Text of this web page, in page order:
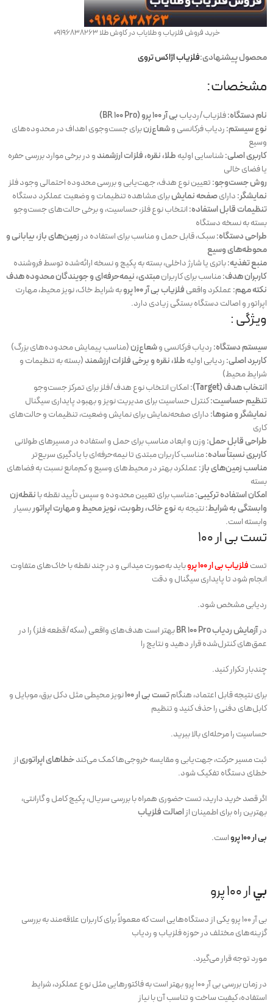
خرید فروش فلزیاب و طلایاب در کاوش طلا 09196838263
محصول پیشنهادی:فلزیاب اژاکس تروی
مشخصات:
نام دستگاه:فلزیاب/ردیاببی آر 100 پرو (BR 100 Pro)
نوع سیستم:ردیاب فرکانسی وشعاع‌زنبرای جست‌وجوی اهداف در محدوده‌های
وسیع
کاربری اصلی:شناسایی اولیهطلا، نقره، فلزات ارزشمندو در برخی موارد بررسی حفره
یا فضای خالی
روش جست‌وجو:تعیین نوع هدف، جهت‌یابی و بررسی محدوده احتمالی وجود فلز
نمایشگر:دارایصفحه نمایشبرای مشاهده تنظیمات و وضعیت عملکرد دستگاه
تنظیمات قابل استفاده:انتخاب نوع فلز، حساسیت، و برخی حالت‌های جست‌وجو
بسته به نسخه دستگاه
طراحی دستگاه:سبک، قابل حمل و مناسب برای استفاده درزمین‌های باز، بیابانی و
محوطه‌های وسیع
منبع تغذیه:باتری یا شارژ داخلی، بسته به پکیج و نسخه ارائه‌شده توسط فروشنده
کاربران هدف:مناسب برای کاربرانمبتدی، نیمه‌حرفه‌ای و جویندگان محدوده هدف
نکته مهم:عملکرد واقعیفلزیاب بی آر 100 پرو
به شرایط خاک، نویز محیط، مهارت
اپراتور و اصالت دستگاه بستگی زیادی دارد.
ویژگی :
سیستم دستگاه:ردیاب فرکانسی وشعاع‌زن(مناسب پیمایش محدوده‌های بزرگ)
کاربرد اصلی:ردیابی اولیهطلا، نقره و برخی فلزات ارزشمند(بسته به تنظیمات و
شرایط محیط)
انتخاب هدف (Target):
امکان انتخاب نوع هدف/فلز برای تمرکز جست‌وجو
تنظیم حساسیت:کنترل حساسیت برای مدیریت نویز و بهبود پایداری سیگنال
نمایشگر و منوها:دارای صفحه‌نمایش برای نمایش وضعیت، تنظیمات و حالت‌های
کاری
طراحی قابل حمل:وزن و ابعاد مناسب برای حمل و استفاده در مسیرهای طولانی
کاربری نسبتاً ساده:مناسب کاربران مبتدی تا نیمه‌حرفه‌ای با یادگیری سریع‌تر
مناسب زمین‌های باز:عملکرد بهتر در محیط‌های وسیع و کم‌مانع نسبت به فضاهای
بسته
امکان استفاده ترکیبی:مناسب برای تعیین محدوده و سپس تأیید نقطه بانقطه‌زن
وابستگی به شرایط:نتیجه بهنوع خاک، رطوبت، نویز محیط و مهارت اپراتوربسیار
وابسته است.
تست بی ار 100
تستفلزیاب بی ار 100 پرو
باید به‌صورت میدانی و در چند نقطه با خاک‌های متفاوت
انجام شود تا پایداری سیگنال و دقت
ردیابی مشخص شود.
درآزمایش ردیاب BR 100 Pro
بهتر است هدف‌های واقعی (سکه/قطعه فلز) را در
عمق‌های کنترل‌شده قرار دهید و نتایج را
چندبار تکرار کنید.
برای نتیجه قابل اعتماد، هنگامتست بی ار 100
نویز محیطی مثل دکل برق، موبایل و
کابل‌های دفنی را حذف کنید و تنظیم
حساسیت را مرحله‌ای بالا ببرید.
ثبت مسیر حرکت، جهت‌یابی و مقایسه خروجی‌ها کمک می‌کندخطاهای اپراتوریاز
خطای دستگاه تفکیک شود.
اگر قصد خرید دارید، تست حضوری همراه با بررسی سریال، پکیج کامل و گارانتی،
بهترین راه برای اطمینان ازاصالت فلزیاب
بی ار 100 پرو
است.
بيار 100 پرو
بی آر 100 پرو یکی از دستگاه‌هایی است که معمولاً برای کاربران علاقه‌مند به بررسی
گزینه‌های مختلف در حوزه فلزیاب و ردیاب
مورد توجه قرار می‌گیرد.
در زمان بررسی بی آر 100 پرو بهتر است به فاکتورهایی مثل نوع عملکرد، شرایط
استفاده، کیفیت ساخت و تناسب آن با نیاز